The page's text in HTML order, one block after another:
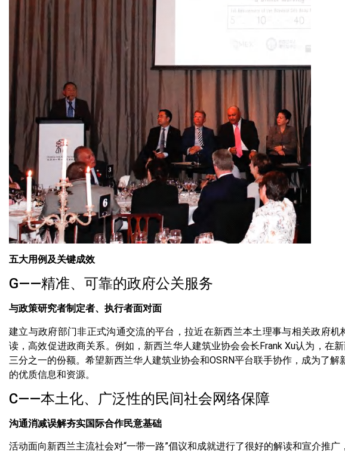
五大用例及关键成效
G——精准、可靠的政府公关服务
与政策研究者制定者、执行者面对面
建立与政府部门非正式沟通交流的平台，拉近在新西兰本土理事与相关政府
读，高效促进政商关系。例如，新西兰华人建筑业协会会长Frank Xu认为，
三分之一的份额。希望新西兰华人建筑业协会和OSRN平台联手协作，成为了
的优质信息和资源。
C——本土化、广泛性的民间社会网络保障
沟通消减误解夯实国际合作民意基础
活动面向新西兰主流社会对“一带一路”倡议和成就进行了很好的解读和宣介推